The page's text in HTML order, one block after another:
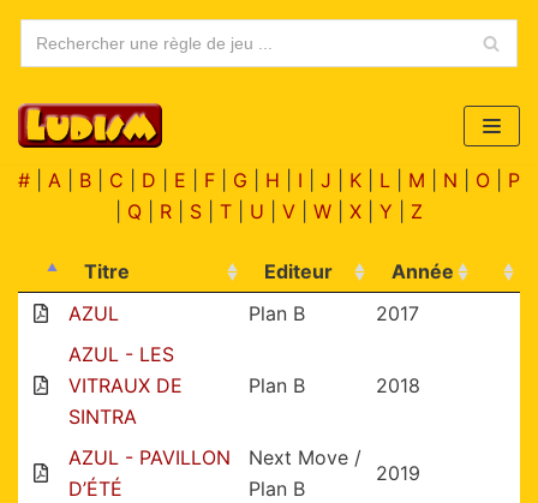
Aller
au
contenu
# A B C D E F G H I J K L M N O
P
Q R S T U V W X Y Z
Titre Editeur
Année
AZUL
Plan B
2017
AZUL - LES
VITRAUX DE
SINTRA
Plan B 2018
AZUL - PAVILLON
D’ÉTÉ
Next Move /
Plan B
2019